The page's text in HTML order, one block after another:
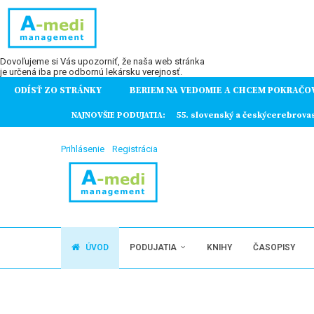
Dovoľujeme si Vás upozorniť, že naša web stránka
je určená iba pre odbornú lekársku verejnosť.
ODÍSŤ ZO STRÁNKY BERIEM NA VEDOMIE A CHCEM
NAJNOVŠIE PODUJATIA: 55. slovenský a
Prihlásenie Registrácia
ÚVOD PODUJATIA KNIHY ČASOPISY